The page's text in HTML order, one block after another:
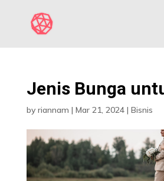
Jenis Bunga
by riannam | Mar 21, 2024| Bisnis